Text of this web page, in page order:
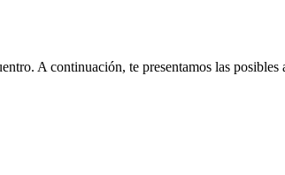
A continuación, te presentamos las